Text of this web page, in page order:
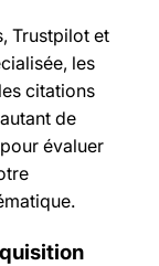
Trustpilot et
les
citations
de
évaluer